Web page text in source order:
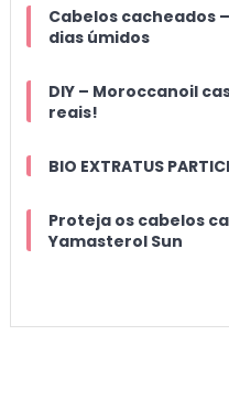
Cabelos cacheados
dias úmidos
DIY – Moroccanoil
reais!
BIO EXTRATUS
Proteja os cabelos
Yamasterol Sun